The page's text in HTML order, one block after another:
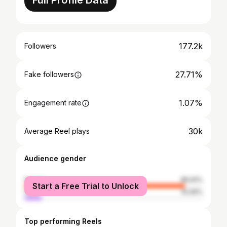
Followers 177.2k
Fake followers 27.71%
Engagement rate 1.07%
Average Reel plays 30k
Audience gender
female
89.91%
male
10.09%
Start a Free Trial to Unlock
Top performing Reels